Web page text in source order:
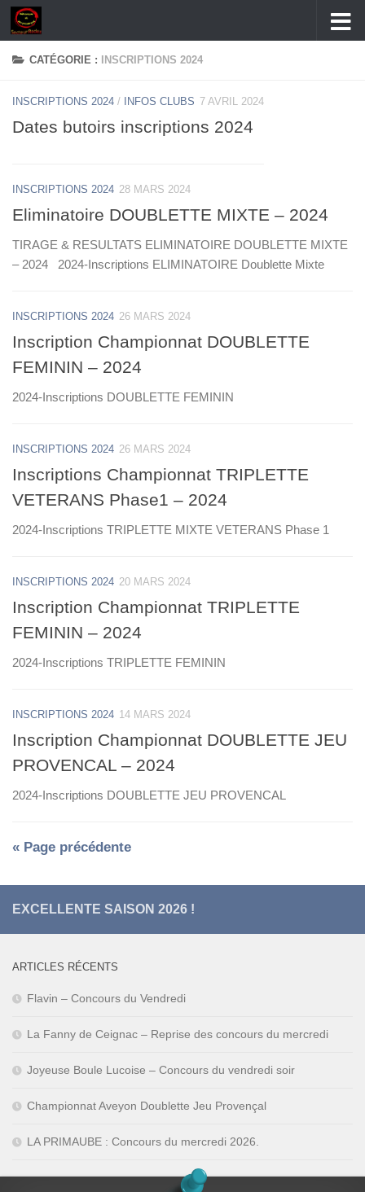
Skip to content
CATÉGORIE : INSCRIPTIONS 2024
INSCRIPTIONS 2024 / INFOS CLUBS 7 AVRIL 2024
Dates butoirs inscriptions 2024
INSCRIPTIONS 2024 28 MARS 2024
Eliminatoire DOUBLETTE MIXTE – 2024
TIRAGE & RESULTATS ELIMINATOIRE DOUBLETTE MIXTE
– 2024 2024-Inscriptions ELIMINATOIRE Doublette Mixte
INSCRIPTIONS 2024 26 MARS 2024
Inscription Championnat DOUBLETTE
FEMININ – 2024
2024-Inscriptions DOUBLETTE FEMININ
INSCRIPTIONS 2024 26 MARS 2024
Inscriptions Championnat TRIPLETTE
VETERANS Phase1 – 2024
2024-Inscriptions TRIPLETTE MIXTE VETERANS Phase 1
INSCRIPTIONS 2024 20 MARS 2024
Inscription Championnat TRIPLETTE
FEMININ – 2024
2024-Inscriptions TRIPLETTE FEMININ
INSCRIPTIONS 2024 14 MARS 2024
Inscription Championnat DOUBLETTE JEU
PROVENCAL – 2024
2024-Inscriptions DOUBLETTE JEU PROVENCAL
« Page précédente
EXCELLENTE SAISON 2026 !
ARTICLES RÉCENTS
Flavin – Concours du Vendredi
La Fanny de Ceignac – Reprise des concours du mercredi
Joyeuse Boule Lucoise – Concours du vendredi soir
Championnat Aveyon Doublette Jeu Provençal
LA PRIMAUBE : Concours du mercredi 2026.